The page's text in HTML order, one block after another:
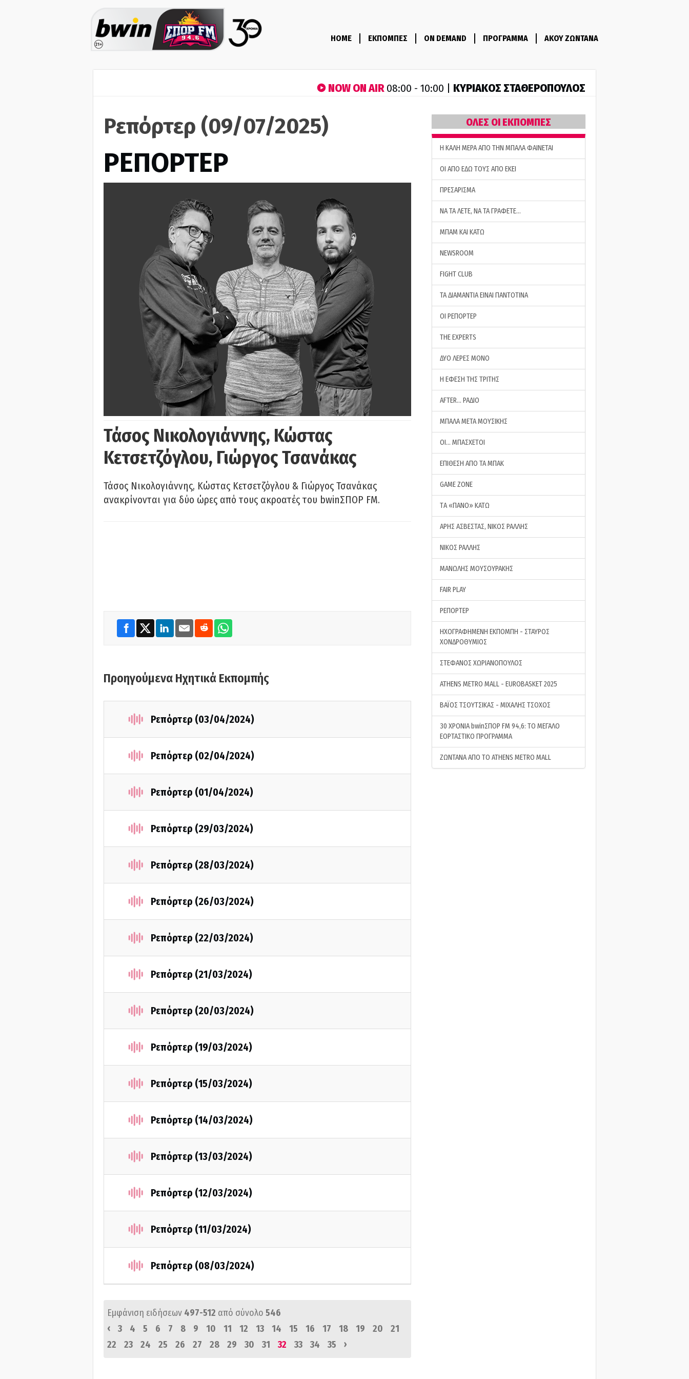
HOME ΕΚΠΟΜΠΕΣ ON DEMAND ΠΡΟΓΡΑΜΜΑ ΑΚΟΥ ΖΩΝΤΑΝΑ
NOW ON AIR08:00 - 10:00 | ΚΥΡΙΑΚΟΣ ΣΤΑΘΕΡΟΠΟΥΛΟΣ
Ρεπόρτερ (09/07/2025)
ΡΕΠΟΡΤΕΡ
Τάσος Νικολογιάννης, Κώστας
Κετσετζόγλου, Γιώργος Τσανάκας
Τάσος Νικολογιάννης, Κώστας Κετσετζόγλου & Γιώργος Τσανάκας
ανακρίνονται για δύο ώρες από τους ακροατές του bwinΣΠΟΡ FM.
Προηγούμενα Ηχητικά Εκπομπής
Ρεπόρτερ (03/04/2024)
Ρεπόρτερ (02/04/2024)
Ρεπόρτερ (01/04/2024)
Ρεπόρτερ (29/03/2024)
Ρεπόρτερ (28/03/2024)
Ρεπόρτερ (26/03/2024)
Ρεπόρτερ (22/03/2024)
Ρεπόρτερ (21/03/2024)
Ρεπόρτερ (20/03/2024)
Ρεπόρτερ (19/03/2024)
Ρεπόρτερ (15/03/2024)
Ρεπόρτερ (14/03/2024)
Ρεπόρτερ (13/03/2024)
Ρεπόρτερ (12/03/2024)
Ρεπόρτερ (11/03/2024)
Ρεπόρτερ (08/03/2024)
Εμφάνιση ειδήσεων 497-512 από σύνολο 546
‹
3 4 5 6 7 8 9 10 11 12 13 14 15 16 17 18 19 20
21
22
23 24 25 26 27 28 29 30 31 32 33 34 35 ›
ΟΛΕΣ ΟΙ ΕΚΠΟΜΠΕΣ
H ΚΑΛΗ ΜΕΡΑ ΑΠΟ ΤΗΝ ΜΠΑΛΑ ΦΑΙΝΕΤΑΙ
ΟΙ ΑΠΟ ΕΔΩ ΤΟΥΣ ΑΠΟ ΕΚΕΙ
ΠΡΕΣΑΡΙΣΜΑ
ΝΑ ΤΑ ΛΕΤΕ, ΝΑ ΤΑ ΓΡΑΦΕΤΕ…
ΜΠΑΜ ΚΑΙ ΚΑΤΩ
NEWSROOM
FIGHT CLUB
ΤΑ ΔΙΑΜΑΝΤΙΑ ΕΙΝΑΙ ΠΑΝΤΟΤΙΝΑ
ΟΙ ΡΕΠΟΡΤΕΡ
THE EXPERTS
ΔΥΟ ΛΕΡΕΣ ΜΟΝΟ
Η ΕΦΕΣΗ ΤΗΣ ΤΡΙΤΗΣ
AFTER… ΡΑΔΙΟ
ΜΠΑΛΑ ΜΕΤΑ ΜΟΥΣΙΚΗΣ
ΟΙ… ΜΠΑΣΧΕΤΟΙ
ΕΠΙΘΕΣΗ ΑΠΟ ΤΑ ΜΠΑΚ
GAME ZONE
ΤA «ΠΑΝΟ» ΚΑΤΩ
ΑΡΗΣ ΑΣΒΕΣΤΑΣ, ΝΙΚΟΣ ΡΑΛΛΗΣ
ΝΙΚΟΣ ΡΑΛΛΗΣ
ΜΑΝΩΛΗΣ ΜΟΥΣΟΥΡΑΚΗΣ
FAIR PLAY
ΡΕΠΟΡΤΕΡ
ΗΧΟΓΡΑΦΗΜΕΝΗ ΕΚΠΟΜΠΗ - ΣΤΑΥΡΟΣ
ΧΟΝΔΡΟΘΥΜΙΟΣ
ΣΤΕΦΑΝΟΣ ΧΩΡΙΑΝΟΠΟΥΛΟΣ
ATHENS METRO MALL - EUROBASKET 2025
ΒΑΪΟΣ ΤΣΟΥΤΣΙΚΑΣ - ΜΙΧΑΛΗΣ ΤΣΟΧΟΣ
30 ΧΡΟΝΙΑ bwinΣΠΟΡ FM 94,6: ΤΟ ΜΕΓΑΛΟ
ΕΟΡΤΑΣΤΙΚΟ ΠΡΟΓΡΑΜΜΑ
ΖΩΝΤΑΝΑ ΑΠΟ ΤΟ ATHENS METRO MALL